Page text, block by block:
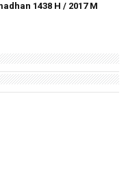
1438 H / 2017 M